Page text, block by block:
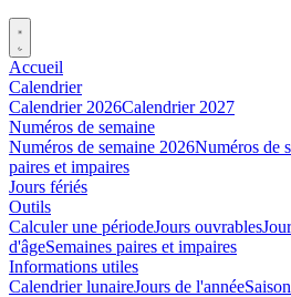
Accueil
Calendrier
Calendrier 2026Calendrier 2027
Numéros de semaine
Numéros de semaine 2026Numéros de
paires et impaires
Jours fériés
Outils
Calculer une périodeJours ouvrables
d'âgeSemaines paires et impaires
Informations utiles
Calendrier lunaireJours de l'année